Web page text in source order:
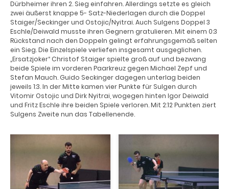
Dürbheimer ihren 2. Sieg einfahren. Allerdings setzte es gleich
zwei äußerst knappe 5- Satz-Niederlagen durch die Doppel
Staiger/Seckinger und Ostojic/Nyitrai. Auch Sulgens Doppel 3
Eschle/Deiwald musste ihren Gegnern gratulieren. Mit einem 0:3
Rückstand nach den Doppeln gelingt erfahrungsgemäß selten
ein Sieg. Die Einzelspiele verliefen insgesamt ausgeglichen.
„Ersatzjoker“ Christof Staiger spielte groß auf und bezwang
beide Spiele im vorderen Paarkreuz gegen Michael Zepf und
Stefan Mauch. Guido Seckinger dagegen unterlag beiden
jeweils 1:3. In der Mitte kamen vier Punkte für Sulgen durch
Vitomir Ostojic und Dirk Nyitrai, wogegen hinten Igor Deiwald
und Fritz Eschle ihre beiden Spiele verloren. Mit 2:12 Punkten ziert
Sulgens Zweite nun das Tabellenende.